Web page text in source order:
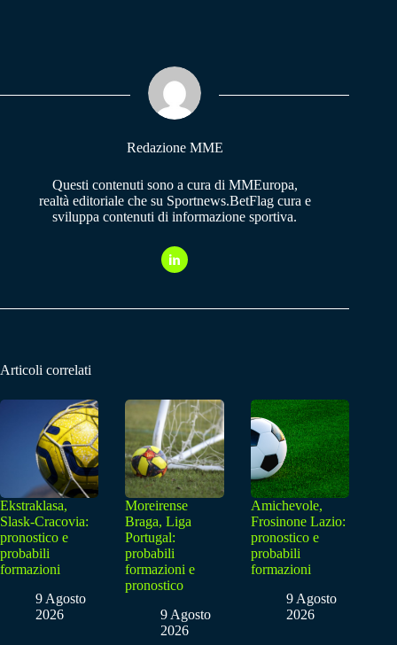
pp m
Redazione MME
Questi contenuti sono a cura di MMEuropa,
realtà editoriale che su Sportnews.BetFlag cura e
sviluppa contenuti di informazione sportiva.
Articoli correlati
Ekstraklasa,
Slask-Cracovia:
pronostico e
probabili
formazioni
9 Agosto
2026
Moreirense
Braga, Liga
Portugal:
probabili
formazioni e
pronostico
9 Agosto
2026
Amichevole,
Frosinone Lazio:
pronostico e
probabili
formazioni
9 Agosto
2026